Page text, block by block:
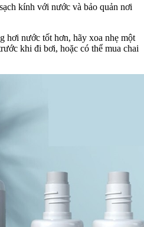
kính với nước và bảo quản nơi
hơi nước tốt hơn, hãy xoa nhẹ một
khi đi bơi, hoặc có thể mua chai